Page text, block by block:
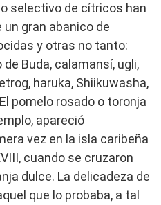
selectivo de cítricos han
gran abanico de
y otras no tanto:
Buda, calamansí, ugli,
haruka, Shiikuwasha,
pomelo rosado o toronja
apareció
vez en la isla caribeña
cuando se cruzaron
dulce. La delicadeza de
que lo probaba, a tal